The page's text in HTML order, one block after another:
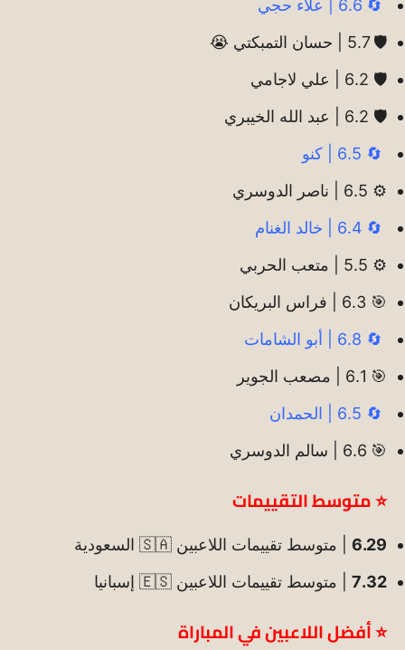
🔄 6.6 | علاء حجي
🛡️ 5.7 | حسان التمبكتي 😭
🛡️ 6.2 | علي لاجامي
🛡️ 6.2 | عبد الله الخيبري
🔄 6.5 | كنو
⚙️ 6.5 | ناصر الدوسري
🔄 6.4 | خالد الغنام
⚙️ 5.5 | متعب الحربي
🎯 6.3 | فراس البريكان
🔄 6.8 | أبو الشامات
🎯 6.1 | مصعب الجوير
🔄 6.5 | الحمدان
🎯 6.6 | سالم الدوسري
⭐ متوسط التقييمات
6.29 | متوسط تقييمات اللاعبين 🇸🇦 السعودية
7.32 | متوسط تقييمات اللاعبين 🇪🇸 إسبانيا
⭐ أفضل اللاعبين في المباراة